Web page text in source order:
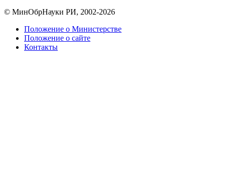
© МинОбрНауки РИ, 2002-2026
Положение о Министерстве
Положение о сайте
Контакты